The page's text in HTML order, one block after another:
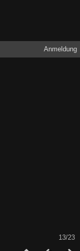
Anmeldung
13/23